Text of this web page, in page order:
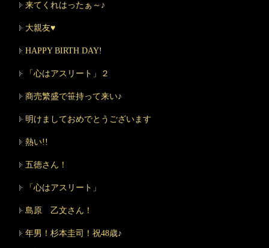
来てくれはったぁ～♪
大親友♥
HAPPY BIRTH DAY!
「心はアスリート」２
商売繁盛で笹持って来い♪
明けましておめでとうございます
熱い!!
五徳さん！
「心はアスリート」
島原 乙文さん！
年男！杉本圭司！祝48歳♪